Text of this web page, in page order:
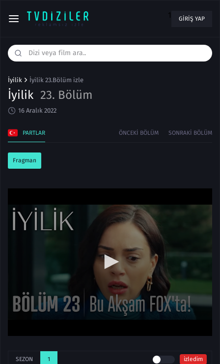
1 GIRIŞ YAP
İyilik İyilik 23.Bölüm izle
İyilik 23. Bölüm
16 Aralık 2022
PARTLAR ÖNCEKI BÖLÜM SONRAKI BÖLÜM
Fragman
SEZON 1 izledim